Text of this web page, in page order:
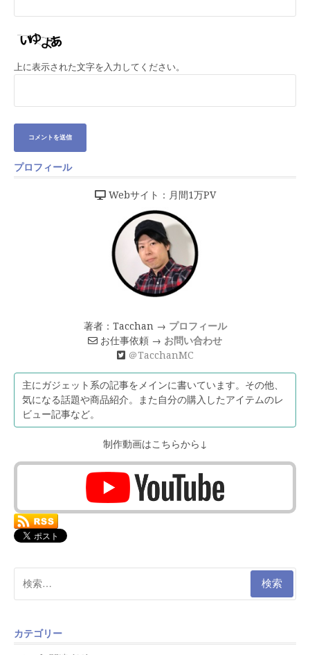
上に表示された文字を入力してください。
プロフィール
Webサイト：月間1万PV
著者：Tacchan → プロフィール
お仕事依頼 → お問い合わせ
＠TacchanMC
主にガジェット系の記事をメインに書いています。その他、
気になる話題や商品紹介。また自分の購入したアイテムのレ
ビュー記事など。
制作動画はこちらから↓
索:
カテゴリー